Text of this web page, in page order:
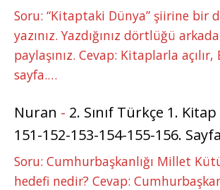
Soru: “Kitaptaki Dünya” şiirine bir
yazınız. Yazdığınız dörtlüğü
paylaşınız. Cevap: Kitaplarla
sayfa.…
Nuran - 2. Sınıf Türkçe 1.
151-152-153-154-155-156.
Soru: Cumhurbaşkanlığı Millet
hedefi nedir? Cevap: